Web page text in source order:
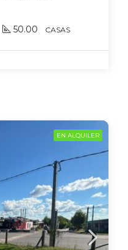
50.00 CASAS
EN ALQUILER